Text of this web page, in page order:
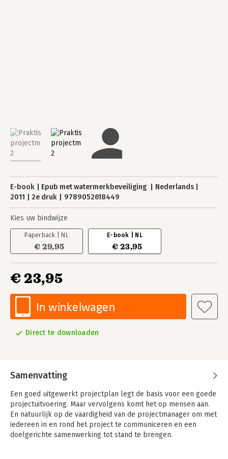
E-book Epub met watermerkbeveiliging
Nederlands
2011
2e druk 9789052618449
Kies uw bindwijze
Paperback | NL
€ 29,95
E-book | NL
€ 23,95
€ 23,95
In winkelwagen
Direct te downloaden
Samenvatting
Een goed uitgewerkt projectplan legt de basis voor een goede
projectuitvoering. Maar vervolgens komt het op mensen aan.
En natuurlijk op de vaardigheid van de projectmanager om met
iedereen in en rond het project te communiceren en een
doelgerichte samenwerking tot stand te brengen.